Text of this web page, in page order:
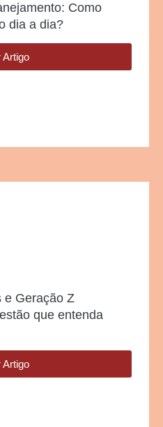
Como
dia a dia?
Artigo
e Geração Z
que entenda
Artigo